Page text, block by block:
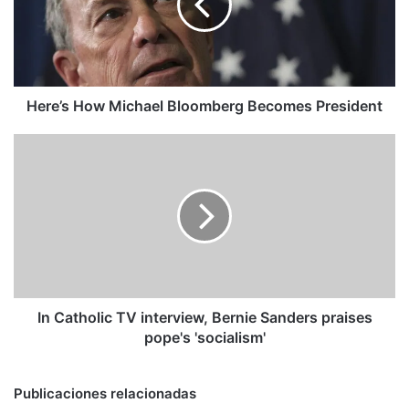
Becomes
President
Here’s How Michael Bloomberg Becomes President
'socialism'
In Catholic TV interview, Bernie Sanders praises
pope's 'socialism'
Publicaciones relacionadas